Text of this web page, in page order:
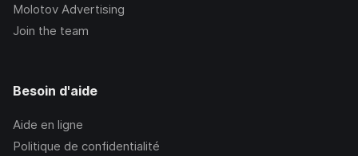
Molotov Advertising
Join the team
Besoin d'aide
Aide en ligne
Politique de confidentialité